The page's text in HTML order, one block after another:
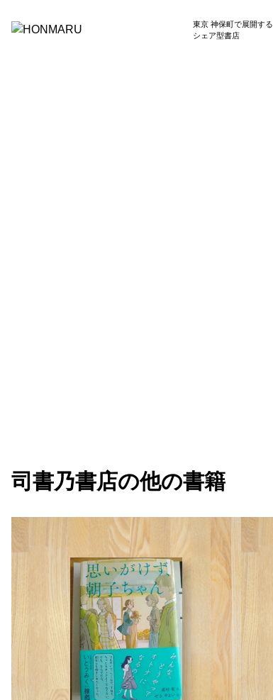
東京 神保町で展開する
シェア型書店
司書乃書店の他の書籍